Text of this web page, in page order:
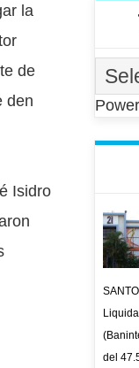
la
de
den
Isidro
del